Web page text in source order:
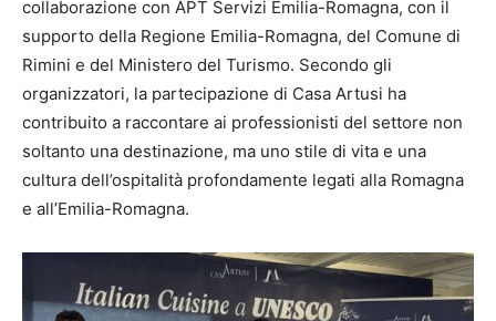
collaborazione con APT Servizi Emilia-Romagna, con il
supporto della Regione Emilia-Romagna, del Comune di
Rimini e del Ministero del Turismo. Secondo gli
organizzatori, la partecipazione di Casa Artusi ha
contribuito a raccontare ai professionisti del settore non
soltanto una destinazione, ma uno stile di vita e una
cultura dell’ospitalità profondamente legati alla Romagna
e all’Emilia-Romagna.